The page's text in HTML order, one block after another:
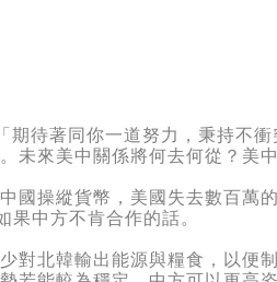
待著同你一道努力，秉持不衝
未來美中關係將何去何從？美
操縱貨幣，美國失去數百萬
中方不肯合作的話。
北韓輸出能源與糧食，以便